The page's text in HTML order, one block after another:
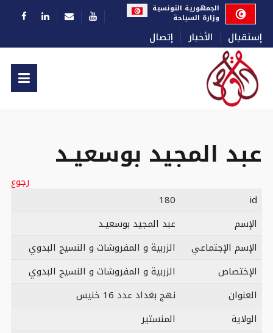
إستقبال الأخبار إتصال
اختر لغتكالجمهورية التونسية
وزارة السياحة
عبد المجيد بوسعيـد
رجوع
id
180
الإسم
عبد المجيد بوسعيـد
الإسم الإجتماعي
الزربية و المفروشات و النسيج البدوي
الإختصاص
الزربية و المفروشات و النسيج البدوي
العنوان
نهج بغداد عدد 16 خنيس
الولاية
المنستير